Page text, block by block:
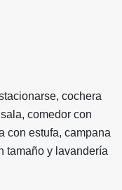
cochera
comedor con
con estufa, campana
tamaño y lavandería